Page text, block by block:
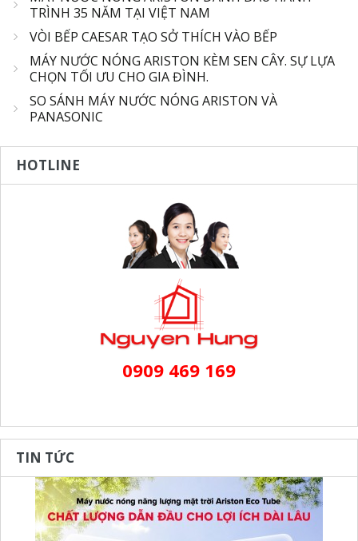
TRÌNH 35 NĂM TẠI VIỆT NAM
VÒI BẾP CAESAR TẠO SỞ THÍCH VÀO BẾP
MÁY NƯỚC NÓNG ARISTON KÈM SEN CÂY. SỰ LỰA
CHỌN TỐI ƯU CHO GIA ĐÌNH.
SO SÁNH MÁY NƯỚC NÓNG ARISTON VÀ
PANASONIC
HOTLINE
0909 469 169
TIN TỨC